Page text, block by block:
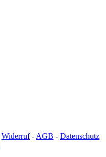
Widerruf- AGB - Datenschutz